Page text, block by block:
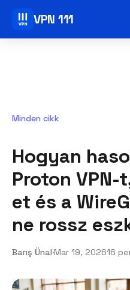
VPN 111
Minden cikk
Hogyan
Proton VPN-
et és a
ne rossz
Barış Ünal·Mar 19, 202616